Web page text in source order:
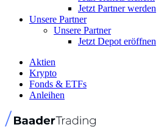
Jetzt Partner werden
Unsere Partner
Unsere Partner
Jetzt Depot eröffnen
Aktien
Krypto
Fonds & ETFs
Anleihen